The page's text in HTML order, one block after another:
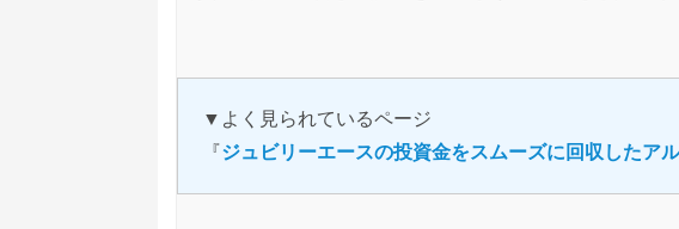
▼よく見られているページ
『ジュビリーエースの投資金をスムーズに回収したア